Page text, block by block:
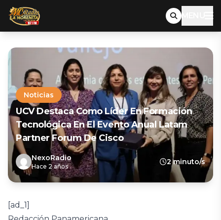
MENU
Noticias
UCV Destaca Como Líder En Formación
Tecnológica En El Evento Anual Latam
Partner Forum De Cisco
NexoRadio
Hace 2 años
2 minuto/s
[ad_1]